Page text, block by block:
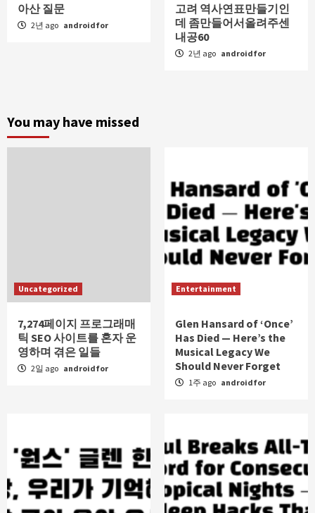
아산 질문
2년 ago androidfor
고려 역사연표만들기인
데 좀만들어서올려주센
내공60
2년 ago androidfor
You may have missed
Uncategorized
7,274페이지 프로그래매
틱 SEO 사이트를 혼자 운
영하며 겪은 일들
2일 ago androidfor
Entertainment
Glen Hansard of ‘Once’
Has Died — Here’s the
Musical Legacy We
Should Never Forget
1주 ago androidfor